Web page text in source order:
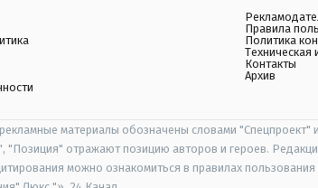
Правила
Политика
Контакты
Архив
материалы обозначены словами "Спецпроект"
"Позиция" отражают позицию авторов и героев.
можно ознакомиться в правилах